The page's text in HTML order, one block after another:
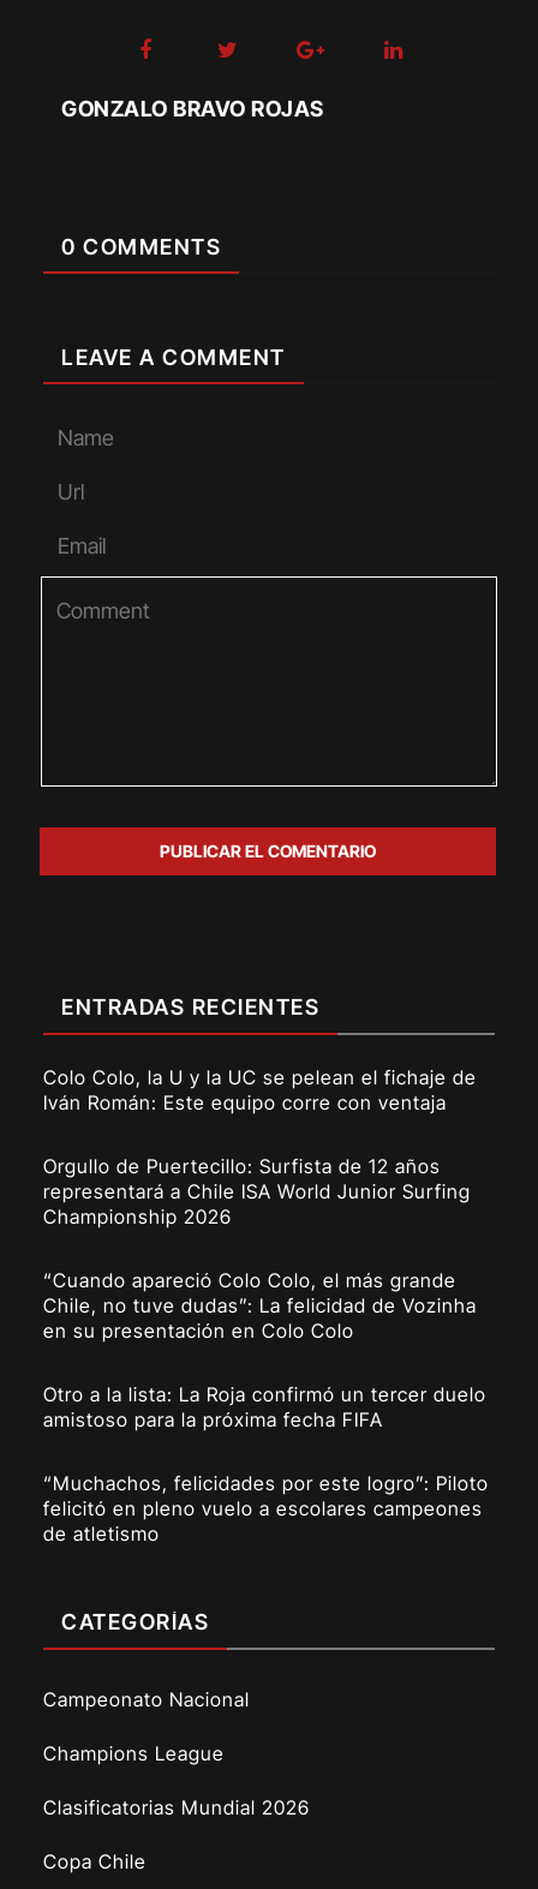
GONZALO BRAVO ROJAS
0 COMMENTS
LEAVE A COMMENT
ENTRADAS RECIENTES
Colo Colo, la U y la UC se pelean el fichaje de
Iván Román: Este equipo corre con ventaja
Orgullo de Puertecillo: Surfista de 12 años
representará a Chile ISA World Junior Surfing
Championship 2026
“Cuando apareció Colo Colo, el más grande
Chile, no tuve dudas”: La felicidad de Vozinha
en su presentación en Colo Colo
Otro a la lista: La Roja confirmó un tercer duelo
amistoso para la próxima fecha FIFA
“Muchachos, felicidades por este logro”: Piloto
felicitó en pleno vuelo a escolares campeones
de atletismo
CATEGORÍAS
Campeonato Nacional
Champions League
Clasificatorias Mundial 2026
Copa Chile